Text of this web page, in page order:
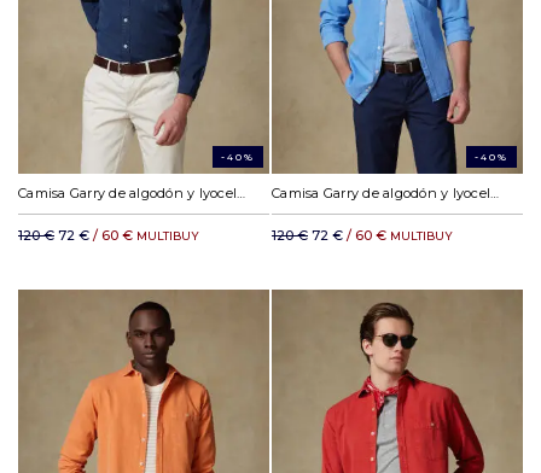
-40%
120 € 72 € / 60 € MULTIBUY
-40%
120 € 72 € / 60 € MULTIBUY